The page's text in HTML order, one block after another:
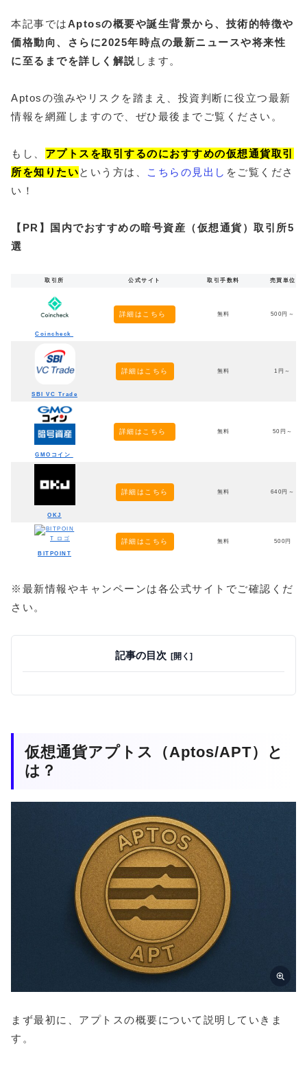
本記事ではAptosの概要や誕生背景から、技術的特徴や
価格動向、さらに2025年時点の最新ニュースや将来性
に至るまでを詳しく解説 します。
Aptosの強みやリスクを踏まえ、投資判断に役立つ最新
情報を網羅しますので、ぜひ最後までご覧ください。
もし、 アプトスを取引するのにおすすめの仮想通貨取引
所を知りたいという方は、 こちらの見出し をご覧くださ
い！
【PR】国内でおすすめの暗号資産（仮想通貨）取引所5
選
取引所 公式サイト 取引手数料 売買単位
Coincheck
詳細はこちら 無料 500円～
SBI VC Trade
詳細はこちら 無料 1円～
GMOコイン
詳細はこちら 無料 50円～
OKJ
詳細はこちら 無料 640円～
BITPOINT
詳細はこちら 無料 500円
※最新情報やキャンペーンは各公式サイトでご確認くだ
さい。
記事の目次
仮想通貨アプトス（Aptos/APT）と
は？
まず最初に、アプトスの概要について説明していきま
す。